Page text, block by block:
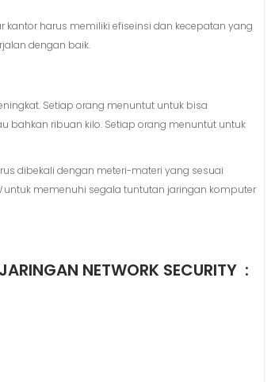
harus memiliki efiseinsi dan kecepatan yang
dengan baik.
Setiap orang menuntut untuk bisa
bahkan ribuan kilo. Setiap orang menuntut untuk
dibekali dengan meteri-materi yang sesuai
untuk memenuhi segala tuntutan jaringan komputer
NETWORK SECURITY :